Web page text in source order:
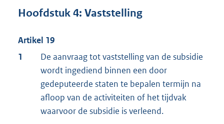
Hoofdstuk 4: Vaststelling
Artikel 19
1
De aanvraag tot vaststelling van de subsidie
wordt ingediend binnen een door
gedeputeerde staten te bepalen termijn na
afloop van de activiteiten of het tijdvak
waarvoor de subsidie is verleend.